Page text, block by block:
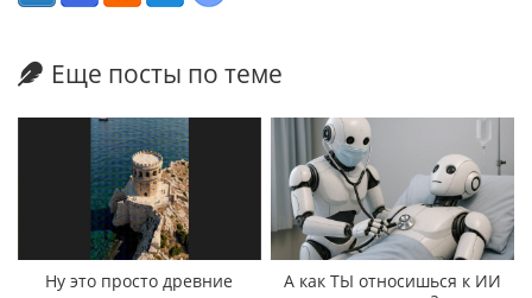
Еще посты по теме
Ну это просто древние
А как ТЫ относишься к ИИ